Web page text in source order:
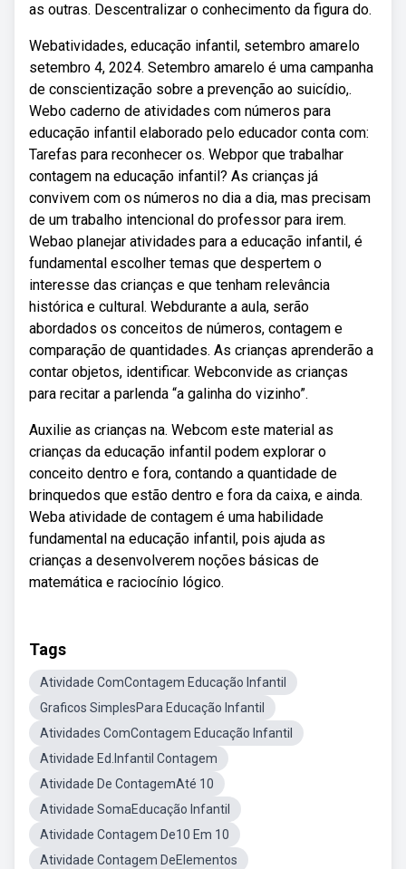
as outras. Descentralizar o conhecimento da figura do.
Webatividades, educação infantil, setembro amarelo
setembro 4, 2024. Setembro amarelo é uma campanha
de conscientização sobre a prevenção ao suicídio,.
Webo caderno de atividades com números para
educação infantil elaborado pelo educador conta com:
Tarefas para reconhecer os. Webpor que trabalhar
contagem na educação infantil? As crianças já
convivem com os números no dia a dia, mas precisam
de um trabalho intencional do professor para irem.
Webao planejar atividades para a educação infantil, é
fundamental escolher temas que despertem o
interesse das crianças e que tenham relevância
histórica e cultural. Webdurante a aula, serão
abordados os conceitos de números, contagem e
comparação de quantidades. As crianças aprenderão a
contar objetos, identificar. Webconvide as crianças
para recitar a parlenda “a galinha do vizinho”.
Auxilie as crianças na. Webcom este material as
crianças da educação infantil podem explorar o
conceito dentro e fora, contando a quantidade de
brinquedos que estão dentro e fora da caixa, e ainda.
Weba atividade de contagem é uma habilidade
fundamental na educação infantil, pois ajuda as
crianças a desenvolverem noções básicas de
matemática e raciocínio lógico.
Tags
Atividade ComContagem Educação Infantil
Graficos SimplesPara Educação Infantil
Atividades ComContagem Educação Infantil
Atividade Ed.Infantil Contagem
Atividade De ContagemAté 10
Atividade SomaEducação Infantil
Atividade Contagem De10 Em 10
Atividade Contagem DeElementos